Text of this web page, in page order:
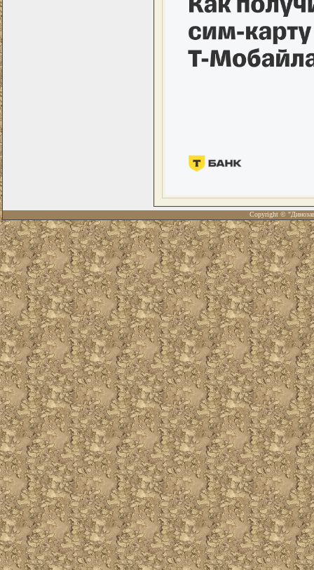
Copyright ©